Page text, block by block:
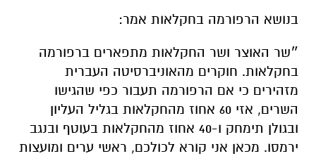
בנושא הרפורמה בחקלאות אמר:
״שר האוצר ושר החקלאות מתפארים ברפורמה
בחקלאות. חוקרים מהאוניברסיטה העברית
מזהירים כי אם הרפורמה תעבור כפי שהגישו
השרים, אזי 60 אחוז מהחקלאות בגליל העליון
ובגולן תימחק ו-40 אחוז מהחקלאות בעוטף ובנגב
ירמסו. מכאן אני קורא לכולכם, ראשי ערים ומועצות